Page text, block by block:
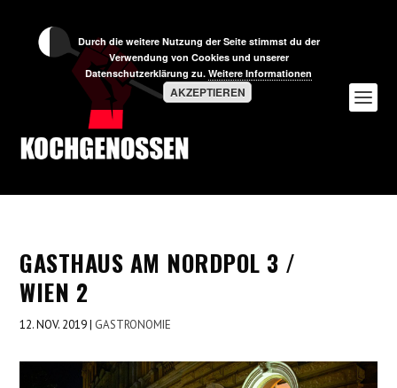
GASTHAUS AM NORDPOL 3 /
WIEN 2
12. NOV. 2019| GASTRONOMIE
Durch die weitere Nutzung der Seite stimmst du der
Verwendung von Cookies und unserer
Datenschutzerklärung zu. Weitere Informationen
AKZEPTIEREN